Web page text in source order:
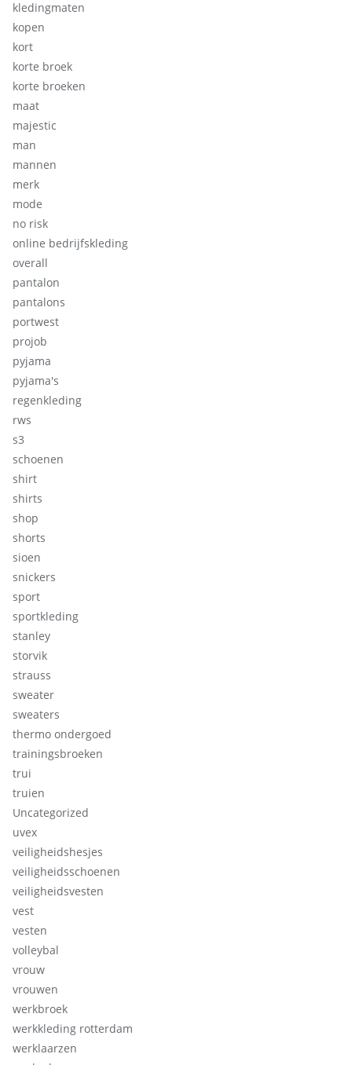
kledingmaten
kopen
kort
korte broek
korte broeken
maat
majestic
man
mannen
merk
mode
no risk
online bedrijfskleding
overall
pantalon
pantalons
portwest
projob
pyjama
pyjama's
regenkleding
rws
s3
schoenen
shirt
shirts
shop
shorts
sioen
snickers
sport
sportkleding
stanley
storvik
strauss
sweater
sweaters
thermo ondergoed
trainingsbroeken
trui
truien
Uncategorized
uvex
veiligheidshesjes
veiligheidsschoenen
veiligheidsvesten
vest
vesten
volleybal
vrouw
vrouwen
werkbroek
werkkleding rotterdam
werklaarzen